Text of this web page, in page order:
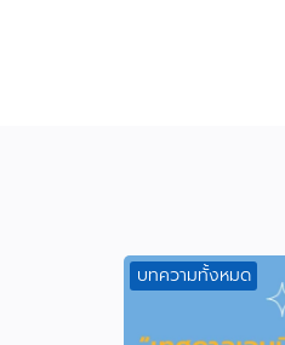
บทความทั้งหมด